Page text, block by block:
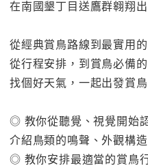
在南國墾丁目送鷹群翱翔
從經典賞鳥路線到最實用
從行程安排，到賞鳥必備
找個好天氣，一起出發賞鳥
◎ 教你從聽覺、視覺開始
介紹鳥類的鳴聲、外觀構
◎ 教你安排最適當的賞鳥